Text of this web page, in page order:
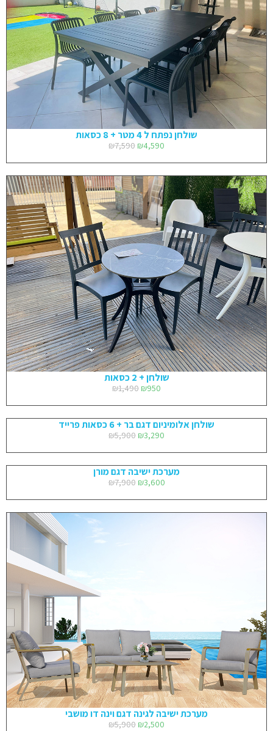
שולחן נפתח ל 4 מטר + 8 כסאות
₪7,590 ₪4,590
שולחן + 2 כסאות
₪1,490 ₪950
שולחן אלומיניום דגם בר + 6 כסאות פרייד
₪5,900 ₪3,290
מערכת ישיבה דגם מורן
₪7,900 ₪3,600
מערכת ישיבה לגינה דגם וינה דו מושבי
₪5,900 ₪2,500